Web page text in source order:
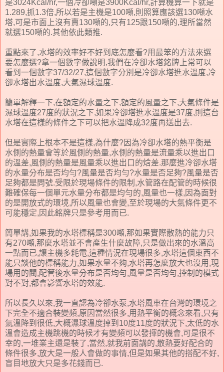
是3024Kcal/hr,一個冷卻噸是3900Kcal/hr,計算機算一下就是
1.289,抓1.3倍,所以若是主機是100噸,則照算應該選130噸水
塔,可是市面上沒有賣130噸的,只有125跟150噸的,理所當然
就選150噸的.其他依此類推.
重點來了,水塔的效率好不好到底怎麼看?用最笨的方法來選
要怎麼選?拿一個數字做說明,我們在冷卻水塔銘牌上常可以
看到一個數字37/32/27,這個數字分別是冷卻水塔進水溫度,冷
卻水塔出水溫度,大氣濕球溫度.
簡單解釋一下,在額定的水量之下,額定的風量之下,大氣條件是
濕球溫度27度的狀況之下,如果冷卻塔進水溫度是37度,則這台
水塔在這樣的條件之下可以把水溫降成32度再送出去.
但是實際上根本不是這樣,為什麼?因為冷卻水塔的熱平衡是
水側的熱量會等於風側的熱量,水側的熱量是流量乘以進出口
的溫差,風側的熱量是風量乘以進出口的焓差.那麼進冷卻水塔
的水量分布是否均勻?風量是否均勻?水量是否足夠?風量是否
足夠都是問號.受限於現場條件的限制,水管路在配管的時候很
難確保每一個單元水量分布都是均勻的,風量也一樣,因為面對
的是開放式的環境,所以風量也會變,至於現場的大氣條件更不
可能穩定,因此銘牌只是參考用而已.
簡單講,如果我的水塔標稱是300噸,那如果實際散熱的能力只
有270噸,那麼水塔並不會產生什麼故障,只是做出來的水溫高
一點而已,讓主機多耗電,這種情況在現場很多,水塔這個東西不
能只談他的標稱能力,如果水量不夠,水塔再怎麼放大也沒用,現
場用的閥,配管後水量分布是否均勻,風量是否均勻,控制的模式
對不對,都會影響水塔的效能.
所以長久以來,我一直認為冷卻水泵,水塔風車在台灣的環境之
下完全不適合裝變頻,原因當然很多,用熱平衡的概念來看,只有
氣溫降到很低,大概濕球溫度掉到10度11度的狀況下,太低的水
溫會造成主機跳機的時候才有變頻可以發揮的機會,可是很不
幸的,一堆業主還是裝了,當然,就我前面講的,散熱要好配合的
條件很多,放大是一般人會做的事情,但是如果其他的搭配不好,
盲目地放大只是多花錢而已.